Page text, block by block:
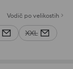
Vodič po velikostih
XXL